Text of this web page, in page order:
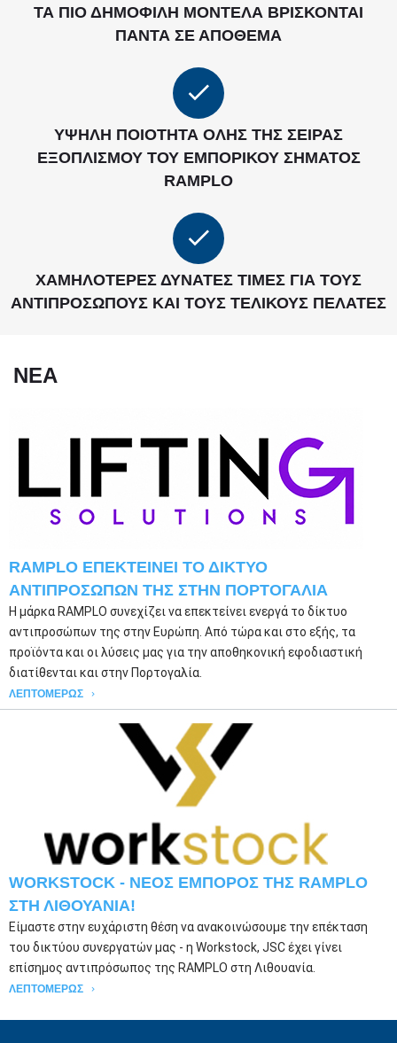
ΤΑ ΠΙΟ ΔΗΜΟΦΙΛΉ ΜΟΝΤΈΛΑ ΒΡΊΣΚΟΝΤΑΙ
ΠΆΝΤΑ ΣΕ ΑΠΌΘΕΜΑ
ΥΨΗΛΉ ΠΟΙΌΤΗΤΑ ΌΛΗΣ ΤΗΣ ΣΕΙΡΆΣ
ΕΞΟΠΛΙΣΜΟΎ ΤΟΥ ΕΜΠΟΡΙΚΟΎ ΣΉΜΑΤΟΣ
RAMPLO
ΧΑΜΗΛΌΤΕΡΕΣ ΔΥΝΑΤΈΣ ΤΙΜΈΣ ΓΙΑ ΤΟΥΣ
ΑΝΤΙΠΡΟΣΏΠΟΥΣ ΚΑΙ ΤΟΥΣ ΤΕΛΙΚΟΎΣ ΠΕΛΆΤΕΣ
ΝΈΑ
RAMPLO ΕΠΕΚΤΕΊΝΕΙ ΤΟ ΔΊΚΤΥΟ
ΑΝΤΙΠΡΟΣΏΠΩΝ ΤΗΣ ΣΤΗΝ ΠΟΡΤΟΓΑΛΊΑ
Η μάρκα RAMPLO συνεχίζει να επεκτείνει ενεργά το δίκτυο
αντιπροσώπων της στην Ευρώπη. Από τώρα και στο εξής, τα
προϊόντα και οι λύσεις μας για την αποθηκονική εφοδιαστική
διατίθενται και στην Πορτογαλία.
ΛΕΠΤΟΜΕΡΏΣ
WORKSTOCK - ΝΕΟΣ ΕΜΠΟΡΟΣ ΤΗΣ RAMPLO
ΣΤΗ ΛΙΘΟΥΑΝΙΑ!
Είμαστε στην ευχάριστη θέση να ανακοινώσουμε την επέκταση
του δικτύου συνεργατών μας - η Workstock, JSC έχει γίνει
επίσημος αντιπρόσωπος της RAMPLO στη Λιθουανία.
ΛΕΠΤΟΜΕΡΏΣ